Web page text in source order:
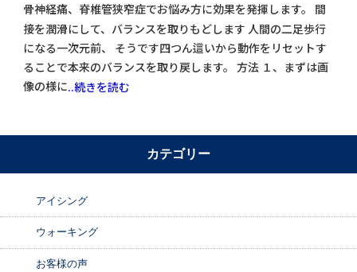
骨神経痛、脊椎管狭窄症でお悩み方に効果を発揮します。 間
接を潤滑にして、バランスを取りもどします 人間の二足歩行
になる一次元前、 そうです四つん這いから動作をリセットす
ることで本来のバランスを取り戻します。 方法 １、まずは画
像の様に..続きを読む
カテゴリー
アイシング
ウォーキング
お客様の声